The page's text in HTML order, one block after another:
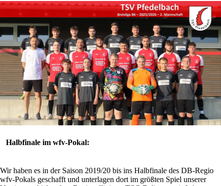
Halbfinale im wfv-Pokal:
Wir haben es in der Saison 2019/20 bis ins Halbfinale des DB-Regio
wfv-Pokals geschafft und unterlagen dort im größten Spiel unserer